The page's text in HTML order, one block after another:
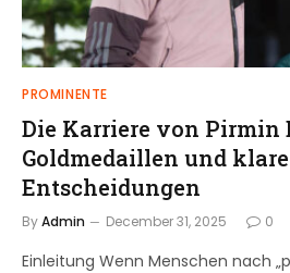
PROMINENTE
Die Karriere von Pirmin
Goldmedaillen und klare
Entscheidungen
ByAdmin December 31, 2025 0
Einleitung Wenn Menschen nach